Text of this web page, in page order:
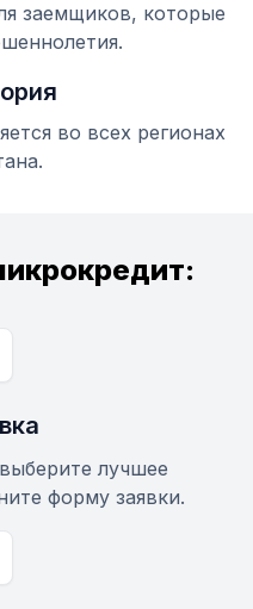
заемщиков, которые
во всех регионах
лучшее
форму заявки.